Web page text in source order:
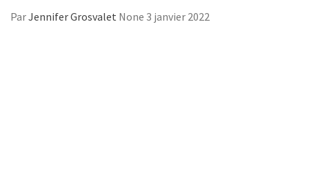
ParJennifer Grosvalet None 3 janvier 2022